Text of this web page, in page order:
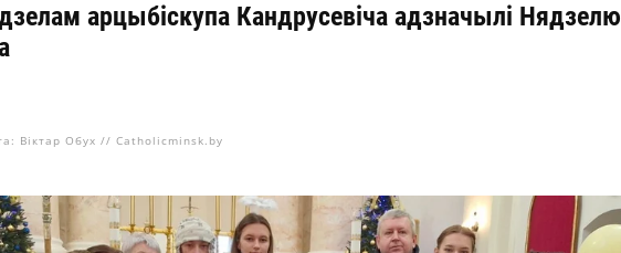
арцыбіскупа Кандрусевіча адзначылі Нядзелю
Віктар Обух // Catholicminsk.by